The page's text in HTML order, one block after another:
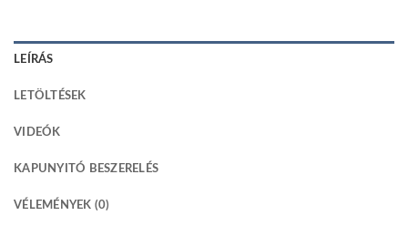
LEÍRÁS
LETÖLTÉSEK
VIDEÓK
KAPUNYITÓ BESZERELÉS
VÉLEMÉNYEK (0)